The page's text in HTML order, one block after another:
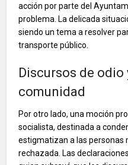
acción por parte del
problema. La delicada
siendo un tema a resolver
transporte público.
Discursos de
comunidad
Por otro lado, una moción
socialista, destinada a
estigmatizan a las
rechazada. Las